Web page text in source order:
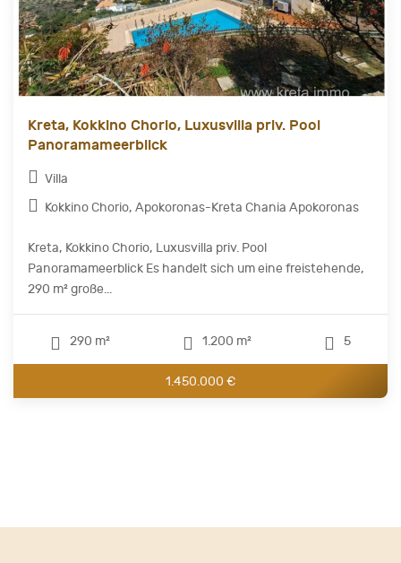
Kreta, Kokkino Chorio, Luxusvilla priv. Pool
Panoramameerblick
Villa
Kokkino Chorio, Apokoronas-Kreta Chania Apokoronas
Kreta, Kokkino Chorio, Luxusvilla priv. Pool
Panoramameerblick Es handelt sich um eine freistehende,
290 m² große...
290 m² 1.200 m² 5
1.450.000 €